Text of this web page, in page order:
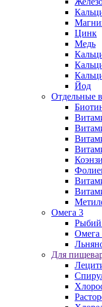
Цинк
Медь
Йод
Отдельные
Омега 3
Омега
Для